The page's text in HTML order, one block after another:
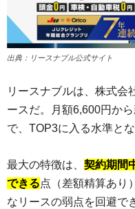
出典：リースナブル公式サイト
リースナブルは、株式会
ースだ。月額6,600円か
で、TOP3に入る水準とな
最大の特徴は、 契約期間
できる点（差額精算あり
なリースの弱点を回避で